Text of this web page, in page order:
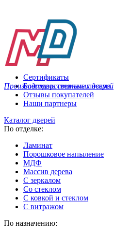
Производитель стальных дверей
Сертификаты
Благодарственные письма
Отзывы покупателей
Наши партнеры
Каталог дверей
По отделке:
Ламинат
Порошковое напыление
МДФ
Массив дерева
С зеркалом
Со стеклом
С ковкой и стеклом
С витражом
По назначению: